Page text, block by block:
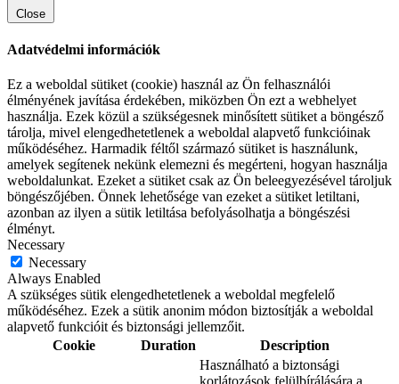
Close
Adatvédelmi információk
Ez a weboldal sütiket (cookie) használ az Ön felhasználói
élményének javítása érdekében, miközben Ön ezt a webhelyet
használja. Ezek közül a szükségesnek minősített sütiket a böngésző
tárolja, mivel elengedhetetlenek a weboldal alapvető funkcióinak
működéséhez. Harmadik féltől származó sütiket is használunk,
amelyek segítenek nekünk elemezni és megérteni, hogyan használja
weboldalunkat. Ezeket a sütiket csak az Ön beleegyezésével tároljuk
böngészőjében. Önnek lehetősége van ezeket a sütiket letiltani,
azonban az ilyen a sütik letiltása befolyásolhatja a böngészési
élményt.
Necessary
Necessary
Always Enabled
A szükséges sütik elengedhetetlenek a weboldal megfelelő
működéséhez. Ezek a sütik anonim módon biztosítják a weboldal
alapvető funkcióit és biztonsági jellemzőit.
Cookie
Duration Description
Használható a biztonsági